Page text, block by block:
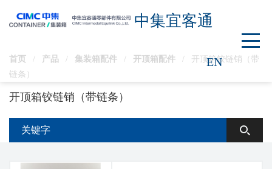
中集宜客通
EN
首页 / 产品 / 集装箱配件 / 开顶箱配件 /
开顶箱铰链销（带
链条）
开顶箱铰链销（带链条）